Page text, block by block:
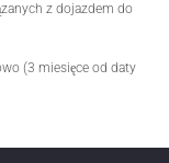
z dojazdem do
(3 miesięce od daty